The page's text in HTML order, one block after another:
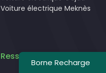
Voiture électrique Meknès
Ressources
Borne Recharge